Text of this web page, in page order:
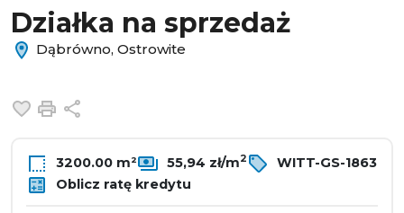
Działka na sprzedaż
Dąbrówno, Ostrowite
Dodaj do ulubionych
Drukuj
3200.00 m² 55,94 zł/m2
WITT-GS-1863
Oblicz ratę kredytu